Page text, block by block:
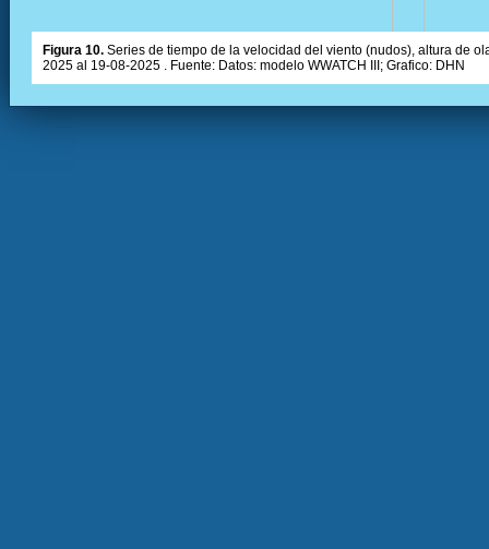
Figura 10. Series de tiempo de la velocidad del viento (nudos), altura de
2025 al 19-08-2025 . Fuente: Datos: modelo WWATCH III; Grafico: DHN